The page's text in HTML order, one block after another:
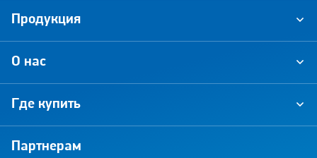
О нас
Где купить
Партнерам
Продукция